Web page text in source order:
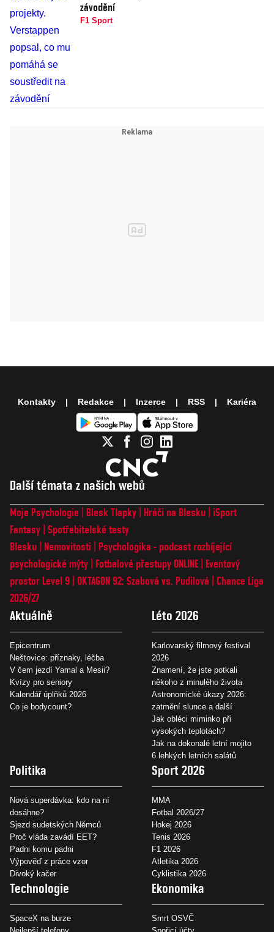
závodění
F1 Sport
Další témata z našich webů
Moje Psychologie Blesk Tlapky Hráči na Blesku
iSport
Fantasy Spotřebitelské testy
Blesku
Nemovitosti
Psychologika - podcast rozbíjející
psychologické mýty
Fotbalové přestupy ONLINE
Eventový
prostor Level 9 OKTAGON 92: Szabová vs. Pudilová
Chance Liga
2026/27
Aktuálně
Epicentrum
Neštovice: příznaky, léčba
V čem jezdí Yamal a Mesii?
Kvízy pro seniory
Kalendář úplňků 2026
Co je bodycount?
Léto 2026
Karlovarský filmový festival
2026
Znamení, že jste potkali
někoho z minulého života
Astronomické úkazy 2026:
zatmění slunce a další
Jak obléci miminko při
vysokých teplotách?
Jak na dokonalé letní mojito
6 lehkých letních salátů
Politika
Nová superdávka: kdo na ní
dosáhne?
Sjezd sudetských Němců
Proč vláda zavádí EET?
Padni komu padni
Výpověď z práce vzor
Divoký kačer
Sport 2026
MMA
Fotbal 2026/27
Hokej 2026
Tenis 2026
F1 2026
Atletika 2026
Cyklistika 2026
Technologie
SpaceX na burze
Ekonomika
Smrt OSVČ
Kontakty Redakce Inzerce RSS Kariéra